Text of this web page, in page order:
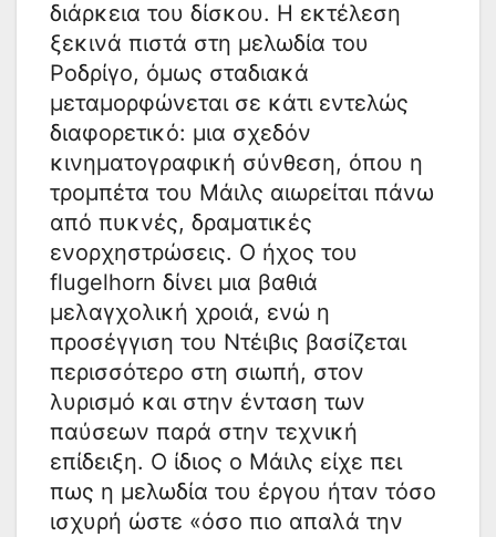
διάρκεια του δίσκου. Η εκτέλεση
ξεκινά πιστά στη μελωδία του
Ροδρίγο, όμως σταδιακά
μεταμορφώνεται σε κάτι εντελώς
διαφορετικό: μια σχεδόν
κινηματογραφική σύνθεση, όπου η
τρομπέτα του Μάιλς αιωρείται πάνω
από πυκνές, δραματικές
ενορχηστρώσεις. Ο ήχος του
flugelhorn δίνει μια βαθιά
μελαγχολική χροιά, ενώ η
προσέγγιση του Ντέιβις βασίζεται
περισσότερο στη σιωπή, στον
λυρισμό και στην ένταση των
παύσεων παρά στην τεχνική
επίδειξη. Ο ίδιος ο Μάιλς είχε πει
πως η μελωδία του έργου ήταν τόσο
ισχυρή ώστε «όσο πιο απαλά την